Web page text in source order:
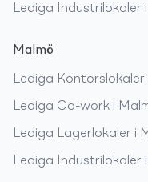
Lediga Industrilokaler i
Malmö
Lediga Kontorslokaler
Lediga Co-work i
Lediga Lagerlokaler i
Lediga Industrilokaler i